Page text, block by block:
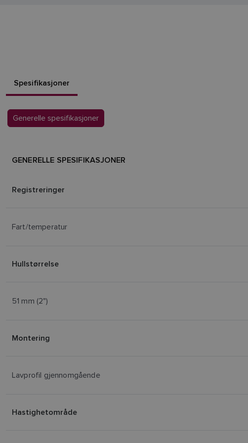
Spesifikasjoner
Generelle spesifikasjoner
GENERELLE SPESIFIKASJONER
Registreringer
Fart/temperatur
Hullstørrelse
51 mm (2")
Montering
Lavprofil gjennomgående
Hastighetområde